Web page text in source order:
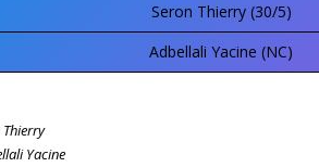
Seron Thierry (30/5)
Adbellali Yacine (NC)
Thierry
Yacine